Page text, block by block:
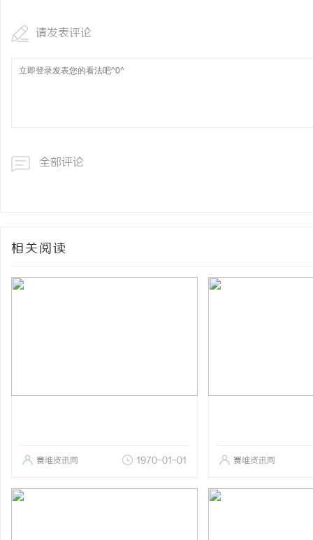
请发表评论
全部评论
相关阅读
赛维资讯网 1970-01-01 赛维资讯网